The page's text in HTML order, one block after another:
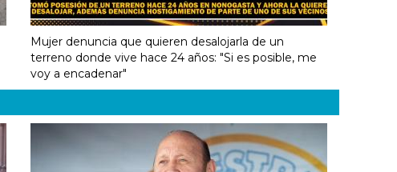
Mujer denuncia que quieren desalojarla de un
terreno donde vive hace 24 años: "Si es posible, me
voy a encadenar"